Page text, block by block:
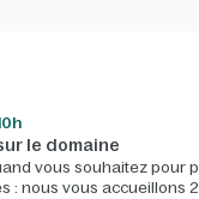
le domaine​
vous souhaitez pour
: nous vous accueillons